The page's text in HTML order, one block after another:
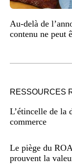
Au-delà de
contenu ne peut
RESSOURCES
L’étincelle de la
commerce
Le piège du
prouvent la